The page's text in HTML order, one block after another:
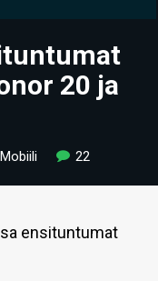
20 ja
Mobiili 22
ensituntumat